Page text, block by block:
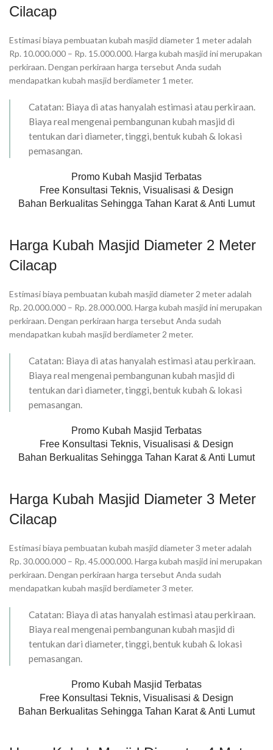
Cilacap
Estimasi biaya pembuatan kubah masjid diameter 1 meter adalah
Rp. 10.000.000 – Rp. 15.000.000. Harga kubah masjid ini merupakan
perkiraan. Dengan perkiraan harga tersebut Anda sudah
mendapatkan kubah masjid berdiameter 1 meter.
Catatan: Biaya di atas hanyalah estimasi atau perkiraan.
Biaya real mengenai pembangunan kubah masjid di
tentukan dari diameter, tinggi, bentuk kubah & lokasi
pemasangan.
Promo Kubah Masjid Terbatas
Free Konsultasi Teknis, Visualisasi & Design
Bahan Berkualitas Sehingga Tahan Karat & Anti Lumut
Harga Kubah Masjid Diameter 2 Meter
Cilacap
Estimasi biaya pembuatan kubah masjid diameter 2 meter adalah
Rp. 20.000.000 – Rp. 28.000.000. Harga kubah masjid ini merupakan
perkiraan. Dengan perkiraan harga tersebut Anda sudah
mendapatkan kubah masjid berdiameter 2 meter.
Catatan: Biaya di atas hanyalah estimasi atau perkiraan.
Biaya real mengenai pembangunan kubah masjid di
tentukan dari diameter, tinggi, bentuk kubah & lokasi
pemasangan.
Promo Kubah Masjid Terbatas
Free Konsultasi Teknis, Visualisasi & Design
Bahan Berkualitas Sehingga Tahan Karat & Anti Lumut
Harga Kubah Masjid Diameter 3 Meter
Cilacap
Estimasi biaya pembuatan kubah masjid diameter 3 meter adalah
Rp. 30.000.000 – Rp. 45.000.000. Harga kubah masjid ini merupakan
perkiraan. Dengan perkiraan harga tersebut Anda sudah
mendapatkan kubah masjid berdiameter 3 meter.
Catatan: Biaya di atas hanyalah estimasi atau perkiraan.
Biaya real mengenai pembangunan kubah masjid di
tentukan dari diameter, tinggi, bentuk kubah & lokasi
pemasangan.
Promo Kubah Masjid Terbatas
Free Konsultasi Teknis, Visualisasi & Design
Bahan Berkualitas Sehingga Tahan Karat & Anti Lumut